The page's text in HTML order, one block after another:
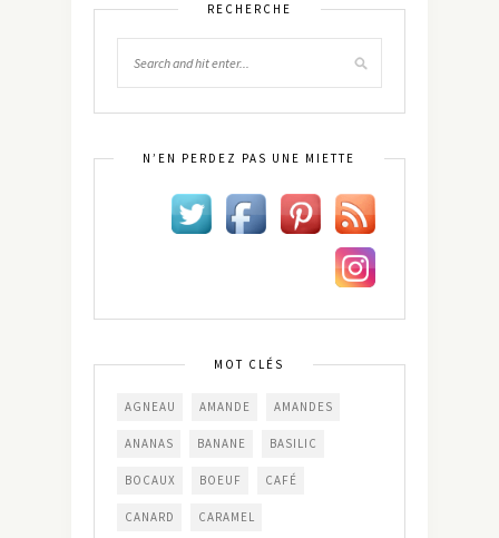
RECHERCHE
N’EN PERDEZ PAS UNE MIETTE
MOT CLÉS
AGNEAU AMANDE AMANDES
ANANAS BANANE BASILIC
BOCAUX BOEUF CAFÉ
CANARD CARAMEL